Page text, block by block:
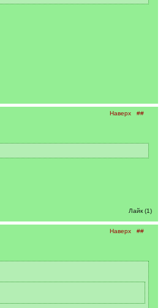
Наверх ##
Лайк (1)
Наверх ##